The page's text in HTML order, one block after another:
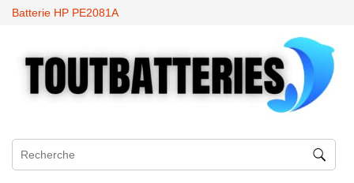
Batterie HP PE2081A